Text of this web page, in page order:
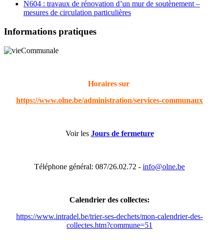
N604 : travaux de rénovation d’un mur de soutènement –
mesures de circulation particulières
Informations pratiques
Horaires sur
https://www.olne.be/administration/services-communaux
Voir les Jours de fermeture
Téléphone général: 087/26.02.72 - info@olne.be
Calendrier des collectes:
https://www.intradel.be/trier-ses-dechets/mon-calendrier-des-
collectes.htm?commune=51